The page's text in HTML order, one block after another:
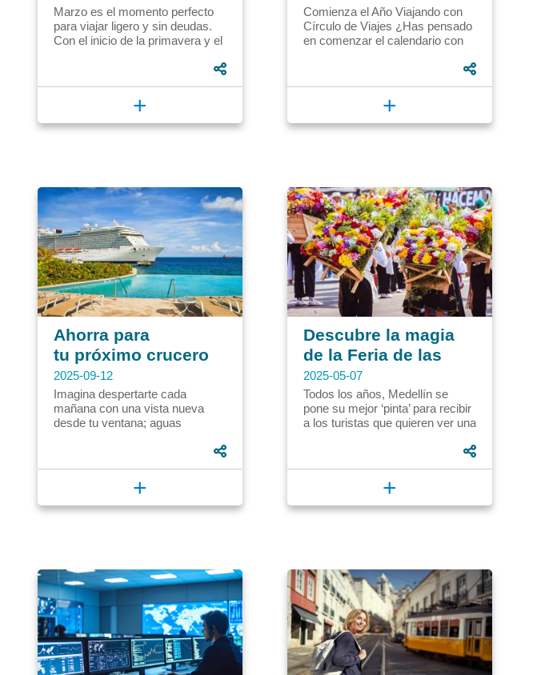
Marzo es el momento perfecto
para viajar ligero y sin deudas.
Con el inicio de la primavera y el
+
Comienza el Año Viajando con
Círculo de Viajes ¿Has pensado
en comenzar el calendario con
+
Ahorra para
tu próximo crucero
2025-09-12
Imagina despertarte cada
mañana con una vista nueva
desde tu ventana; aguas
vibrante...
+
Descubre la magia
de la Feria de las
Flores en Medellín
2025-05-07
Todos los años, Medellín se
pone su mejor ‘pinta’ para recibir
a los turistas que quieren ver una
+